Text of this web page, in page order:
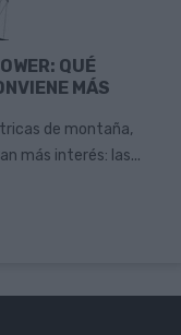
QUÉ
MÁS
de montaña,
más interés: las...